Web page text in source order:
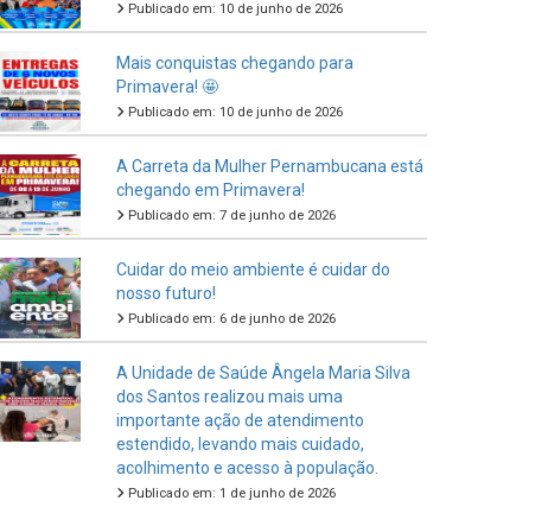
Publicado em: 10 de junho de 2026
Mais conquistas chegando para
Primavera! 🤩
Publicado em: 10 de junho de 2026
A Carreta da Mulher Pernambucana está
chegando em Primavera!
Publicado em: 7 de junho de 2026
Cuidar do meio ambiente é cuidar do
nosso futuro!
Publicado em: 6 de junho de 2026
A Unidade de Saúde Ângela Maria Silva
dos Santos realizou mais uma
importante ação de atendimento
estendido, levando mais cuidado,
acolhimento e acesso à população.
Publicado em: 1 de junho de 2026